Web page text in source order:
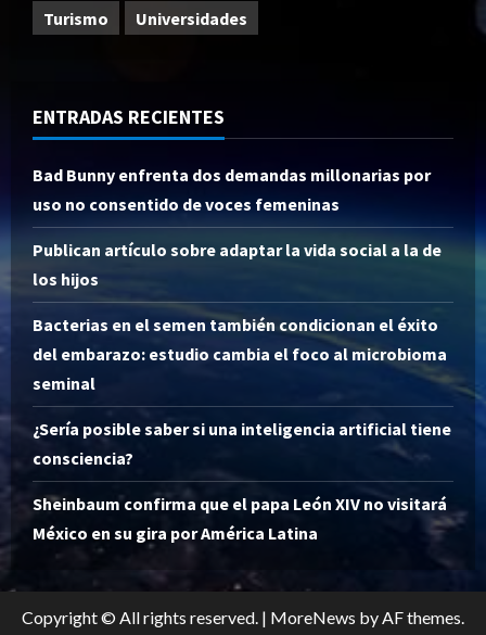
Turismo
Universidades
ENTRADAS RECIENTES
Bad Bunny enfrenta dos demandas millonarias por
uso no consentido de voces femeninas
Publican artículo sobre adaptar la vida social a la de
los hijos
Bacterias en el semen también condicionan el éxito
del embarazo: estudio cambia el foco al microbioma
seminal
¿Sería posible saber si una inteligencia artificial tiene
consciencia?
Sheinbaum confirma que el papa León XIV no visitará
México en su gira por América Latina
Copyright © All rights reserved. | MoreNews by AF themes.